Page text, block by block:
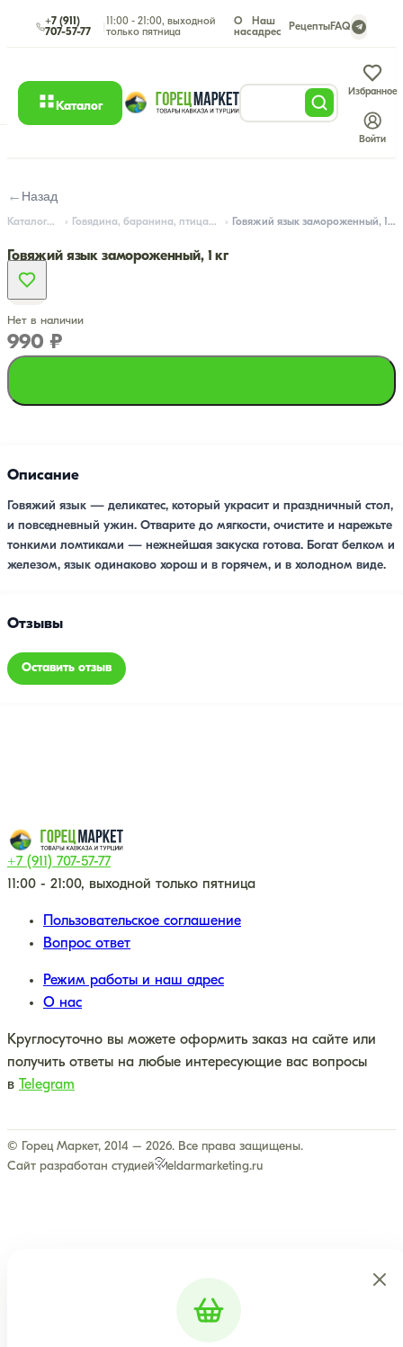
+7 (911)
707-57-77
11:00 - 21:00, выходной
только пятница
О
нас
Наш
адрес
РецептыFAQ
Каталог
Избранное
Войти
← Назад
Каталог Говядина, баранина, птица Говяжий язык замороженный, 1 кг
Говяжий язык замороженный, 1 кг
Нет в наличии
990 ₽
Описание
Говяжий язык — деликатес, который украсит и праздничный стол,
и повседневный ужин. Отварите до мягкости, очистите и нарежьте
тонкими ломтиками — нежнейшая закуска готова. Богат белком и
железом, язык одинаково хорош и в горячем, и в холодном виде.
Отзывы
Оставить отзыв
+7 (911) 707-57-77
11:00 - 21:00, выходной только пятница
Пользовательское соглашение
Вопрос ответ
Режим работы и наш адрес
О нас
Круглосуточно вы можете оформить заказ на сайте или
получить ответы на любые интересующие вас вопросы
в
Telegram
© Горец Маркет, 2014 – 2026. Все права защищены.
Сайт разработан студией
eldarmarketing.ru